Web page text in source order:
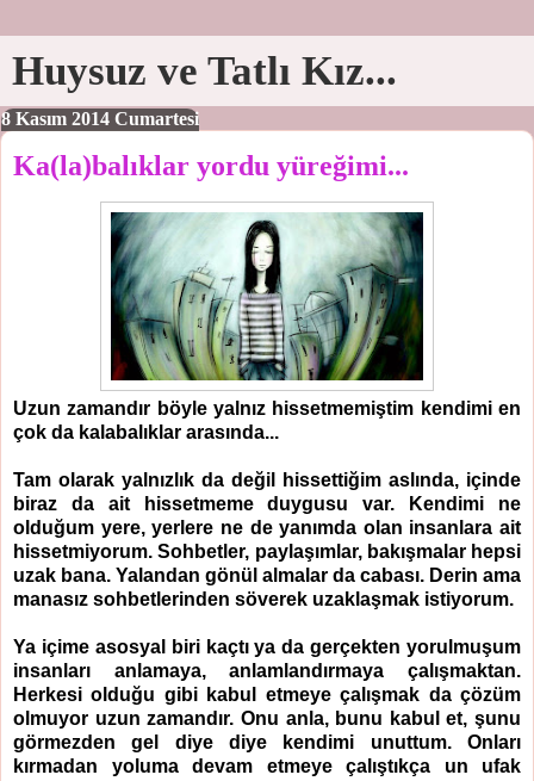
Huysuz ve Tatlı Kız...
8 Kasım 2014 Cumartesi
Ka(la)balıklar yordu yüreğimi...
Uzun zamandır böyle yalnız hissetmemiştim kendimi en
çok da kalabalıklar arasında...
Tam olarak yalnızlık da değil hissettiğim aslında, içinde
biraz da ait hissetmeme duygusu var. Kendimi ne
olduğum yere, yerlere ne de yanımda olan insanlara ait
hissetmiyorum. Sohbetler, paylaşımlar, bakışmalar hepsi
uzak bana. Yalandan gönül almalar da cabası. Derin ama
manasız sohbetlerinden söverek uzaklaşmak istiyorum.
Ya içime asosyal biri kaçtı ya da gerçekten yorulmuşum
insanları anlamaya, anlamlandırmaya çalışmaktan.
Herkesi olduğu gibi kabul etmeye çalışmak da çözüm
olmuyor uzun zamandır. Onu anla, bunu kabul et, şunu
görmezden gel diye diye kendimi unuttum. Onları
kırmadan yoluma devam etmeye çalıştıkça un ufak